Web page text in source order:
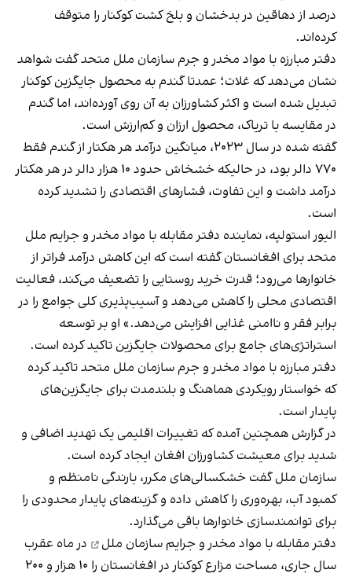
درصد از دهاقین در بدخشان و بلخ کشت کوکنار را متوقف
کرده‌اند.
دفتر مبارزه با مواد مخدر و جرم سازمان ملل متحد گفت شواهد
نشان می‌دهد که غلات؛ عمدتا گندم به محصول جایگزین کوکنار
تبدیل شده‌ است و اکثر کشاورزان به آن روی آورده‌اند، اما گندم
در مقایسه با تریاک، محصول ارزان و کم‌ارزش است.
گفته شده در سال ۲۰۲۳، میانگین درآمد هر هکتار از گندم فقط
۷۷۰ دالر بود، در حالیکه خشخاش حدود ۱۰ هزار دالر در هر هکتار
درآمد داشت و این تفاوت، فشارهای اقتصادی را تشدید کرده
است.
الیور استولپه، نماینده دفتر مقابله با مواد مخدر و جرایم ملل
متحد برای افغانستان گفته است که این کاهش درآمد فراتر از
خانوارها می‌رود؛ قدرت خرید روستایی را تضعیف می‌کند، فعالیت
اقتصادی محلی را کاهش می‌دهد و آسیب‌پذیری کلی جوامع را در
برابر فقر و ناامنی غذایی افزایش می‌دهد.» او بر توسعه
استراتژی‌های جامع برای محصولات جایگزین تاکید کرده است.
دفتر مبارزه با مواد مخدر و جرم سازمان ملل متحد تاکید کرده
که خواستار رویکردی هماهنگ و بلندمدت برای جایگزین‌های
پایدار است.
در گزارش همچنین آمده که تغییرات اقلیمی یک تهدید اضافی و
شدید برای معیشت کشاورزان افغان ایجاد کرده است.
سازمان ملل گفت خشکسالی‌های مکرر، بارندگی نامنظم و
کمبود آب، بهره‌وری را کاهش داده و گزینه‌های پایدار محدودی را
برای توانمندسازی خانوارها باقی می‌گذارد.
دفتر مقابله با مواد مخدر و جرایم سازمان ملل
در ماه عقرب
سال جاری، مساحت مزارع کوکنار در افغانستان را ۱۰ هزار و ۲۰۰